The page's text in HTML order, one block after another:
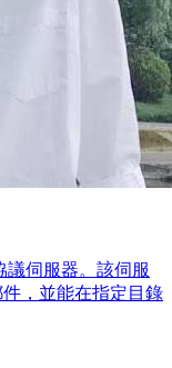
議伺服器。該伺服
，並能在指定目錄